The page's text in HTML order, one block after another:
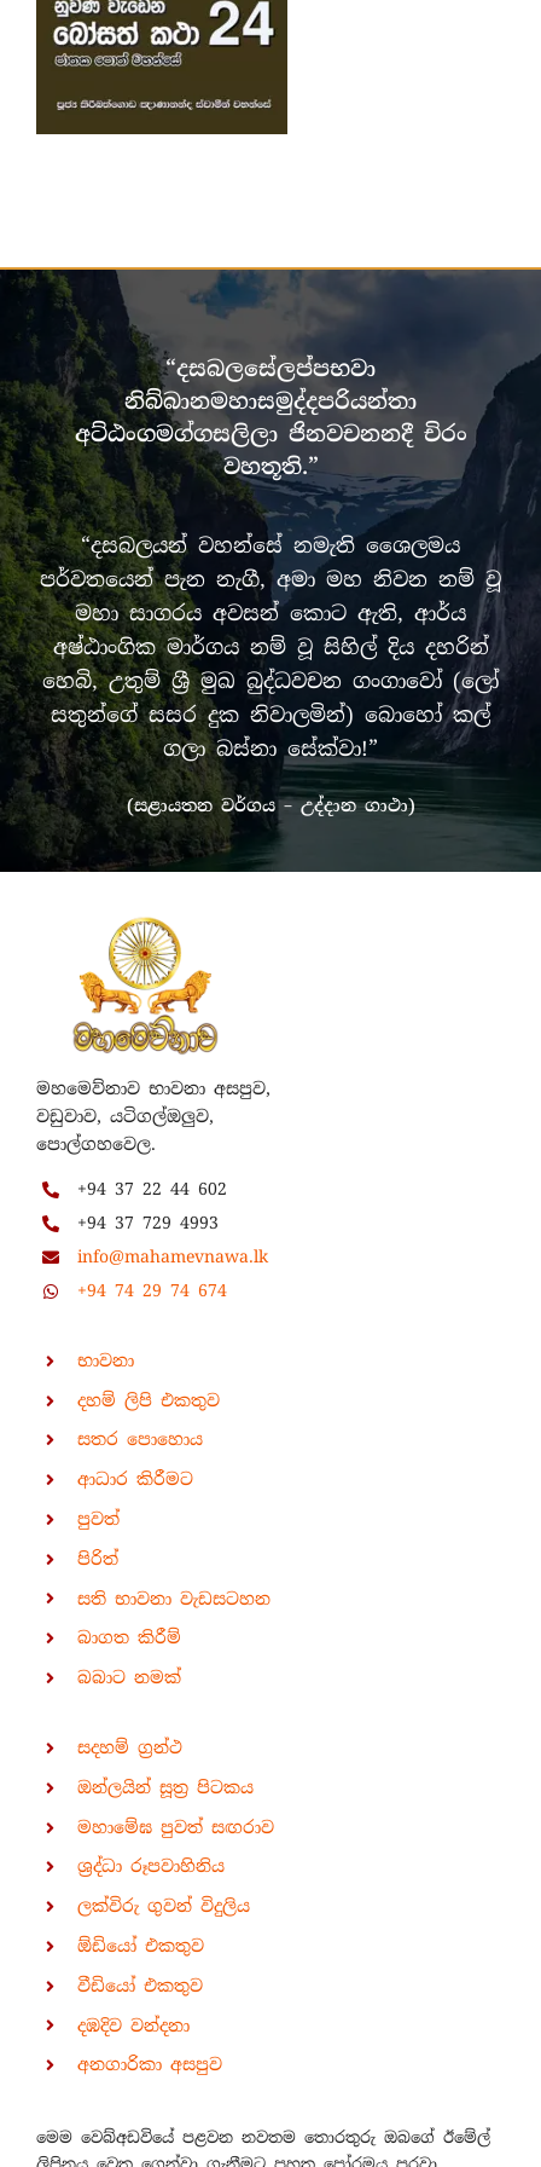
“දසබලසේලප්පභවා
නිබ්බානමහාසමුද්දපරියන්තා
අට්ඨංගමග්ගසලිලා ජිනවචනනදී චිරං
වහතූති.”
“දසබලයන් වහන්සේ නමැති ශෛලමය
පර්වතයෙන් පැන නැගී, අමා මහ නිවන නම් වූ
මහා සාගරය අවසන් කොට ඇති, ආර්ය
අෂ්ඨාංගික මාර්ගය නම් වූ සිහිල් දිය දහරින්
හෙබි, උතුම් ශ්‍රී මුඛ බුද්ධවචන ගංගාවෝ (ලෝ
සතුන්ගේ සසර දුක නිවාලමින්) බොහෝ කල්
ගලා බස්නා සේක්වා!”
(සළායතන වර්ගය – උද්දාන ගාථා)
මහමෙව්නාව භාවනා අසපුව,
වඩුවාව, යටිගල්ඔලුව,
පොල්ගහවෙල.
+94 37 22 44 602
+94 37 729 4993
info@mahamevnawa.lk
+94 74 29 74 674
භාවනා
දහම් ලිපි එකතුව
සතර පොහොය
ආධාර කිරීමට
පුවත්
පිරිත්
සති භාවනා වැඩසටහන
බාගත කිරීම්
බබාට නමක්
සදහම් ග්‍රන්ථ
ඔන්ලයින් සූත්‍ර පිටකය
මහාමේඝ පුවත් සඟරාව
ශ්‍රද්ධා රූපවාහිනිය
ලක්විරු ගුවන් විදුලිය
ඕඩියෝ එකතුව
වීඩියෝ එකතුව
දඹදිව වන්දනා
අනගාරිකා අසපුව
මෙම වෙබ්අඩවියේ පළවන නවතම තොරතුරු ඔබගේ ඊමේල්